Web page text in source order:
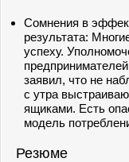
Сомнения в
результата:
успеху.
заявил, что не
с утра
ящиками. Есть
модель
Резюме